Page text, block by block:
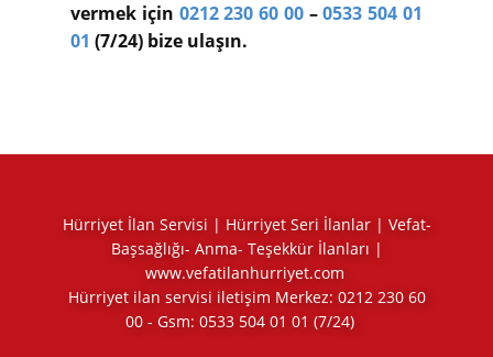
vermek için 0212 230 60 00–0533 504 01
01 (7/24) bize ulaşın.
Hürriyet İlan Servisi | Hürriyet Seri İlanlar | Vefat-
Başsağlığı- Anma- Teşekkür İlanları |
www.vefatilanhurriyet.com
Hürriyet ilan servisi iletişim Merkez: 0212 230 60
00 - Gsm: 0533 504 01 01 (7/24)